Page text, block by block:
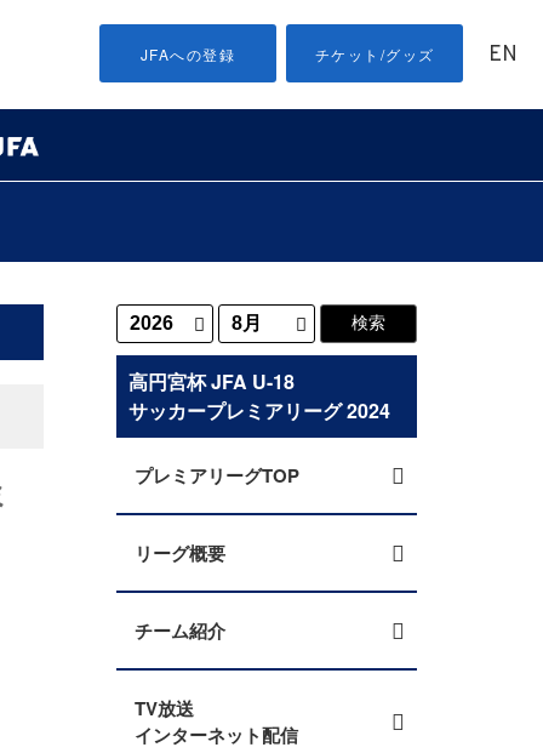
JFAへの登録 チケット/グッズ EN
高円宮杯 JFA U-18
サッカープレミアリーグ 2024
プレミアリーグTOP
リーグ概要
チーム紹介
TV放送
インターネット配信